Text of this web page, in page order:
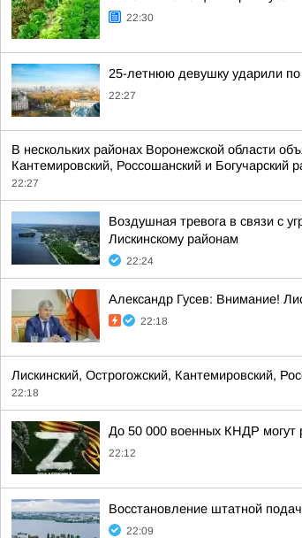
22:30
25-летнюю девушку ударили
22:27
В нескольких районах Воронежской области
Кантемировский, Россошанский и Богучарский
22:27
Воздушная тревога в связи с
Лискинскому районам
22:24
Александр Гусев: Внимание!
22:18
Лискинский, Острогожский, Кантемировский,
22:18
До 50 000 военных КНДР могут
22:12
Восстановление штатной
22:09